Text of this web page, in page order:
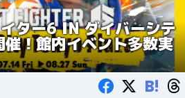
ター6 IN ダイバーシテ
！館内イベント多数実
B!